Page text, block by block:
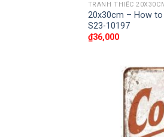
TRANH THIẾC
20x30cm – How
S23-10197
₫36,000